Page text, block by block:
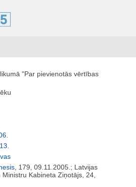
"Par pievienotās vērtības
, 179, 09.11.2005.; Latvijas
Kabineta Ziņotājs, 24,